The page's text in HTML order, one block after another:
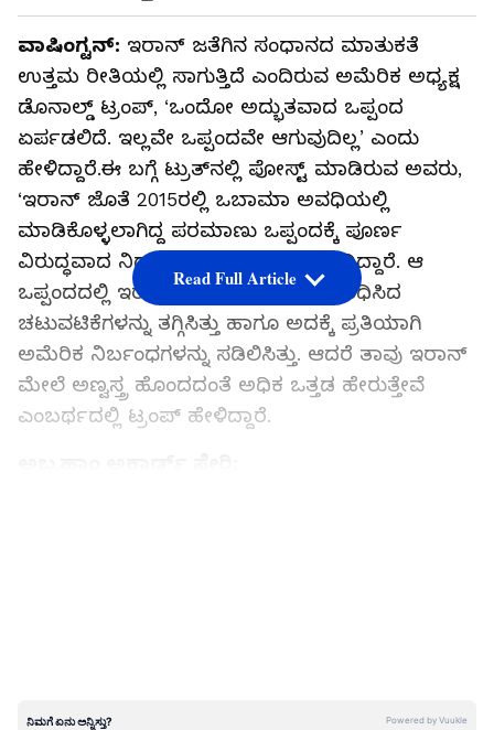
ವಾಷಿಂಗ್ಟನ್‌: ಇರಾನ್‌ ಜತೆಗಿನ ಸಂಧಾನದ ಮಾತುಕತೆ
ಉತ್ತಮ ರೀತಿಯಲ್ಲಿ ಸಾಗುತ್ತಿದೆ ಎಂದಿರುವ ಅಮೆರಿಕ ಅಧ್ಯಕ್ಷ
ಡೊನಾಲ್ಡ್‌ ಟ್ರಂಪ್‌, ‘ಒಂದೋ ಅದ್ಭುತವಾದ ಒಪ್ಪಂದ
ಏರ್ಪಡಲಿದೆ. ಇಲ್ಲವೇ ಒಪ್ಪಂದವೇ ಆಗುವುದಿಲ್ಲ’ ಎಂದು
ಹೇಳಿದ್ದಾರೆ.ಈ ಬಗ್ಗೆ ಟ್ರುತ್‌ನಲ್ಲಿ ಪೋಸ್ಟ್‌ ಮಾಡಿರುವ ಅವರು,
‘ಇರಾನ್ ಜೊತೆ 2015ರಲ್ಲಿ ಒಬಾಮಾ ಅವಧಿಯಲ್ಲಿ
ಮಾಡಿಕೊಳ್ಳಲಾಗಿದ್ದ ಪರಮಾಣು ಒಪ್ಪಂದಕ್ಕೆ ಪೂರ್ಣ
ವಿರುದ್ಧವಾದ ನಿರ್ಧಾರ ನನ್ನದಾಗಿರಲಿದೆ’ ಎಂದಿದ್ದಾರೆ. ಆ
ಒಪ್ಪಂದದಲ್ಲಿ ಇರಾನ್‌ ಪರಮಾಣುವಿಗೆ ಸಂಬಂಧಿಸಿದ
ಚಟುವಟಿಕೆಗಳನ್ನು ತಗ್ಗಿಸಿತ್ತು ಹಾಗೂ ಅದಕ್ಕೆ ಪ್ರತಿಯಾಗಿ
ಅಮೆರಿಕ ನಿರ್ಬಂಧಗಳನ್ನು ಸಡಿಲಿಸಿತ್ತು. ಆದರೆ ತಾವು ಇರಾನ್‌
ಮೇಲೆ ಅಣ್ವಸ್ತ್ರ ಹೊಂದದಂತೆ ಅಧಿಕ ಒತ್ತಡ ಹೇರುತ್ತೇವೆ
ಎಂಬರ್ಥದಲ್ಲಿ ಟ್ರಂಪ್‌ ಹೇಳಿದ್ದಾರೆ.
Read Full Article